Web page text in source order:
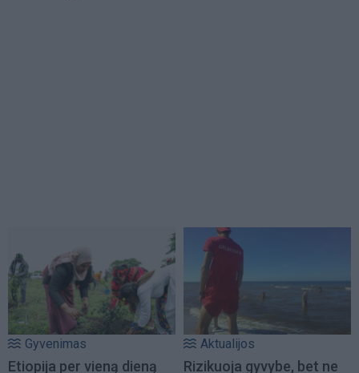
Gyvenimas
Etiopija per vieną dieną
Aktualijos
Rizikuoja gyvybe, bet ne